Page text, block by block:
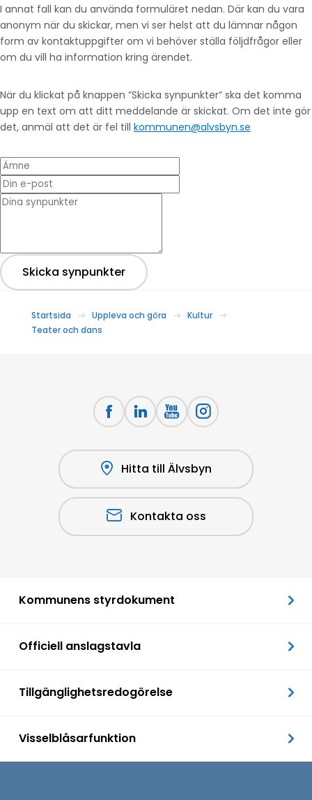
I annat fall kan du använda formuläret nedan. Där kan du vara
anonym när du skickar, men vi ser helst att du lämnar någon
form av kontaktuppgifter om vi behöver ställa följdfrågor eller
om du vill ha information kring ärendet.
När du klickat på knappen ”Skicka synpunkter” ska det komma
upp en text om att ditt meddelande är skickat. Om det inte gör
det, anmäl att det är fel till kommunen@alvsbyn.se
Ämne
Din e-post
* Dina synpunkter
Skicka synpunkter
Startsida Uppleva och göra
Kultur
Teater och dans
Hitta till Älvsbyn
Kontakta oss
Kommunens styrdokument
Officiell anslagstavla
Tillgänglighetsredogörelse
Visselblåsarfunktion